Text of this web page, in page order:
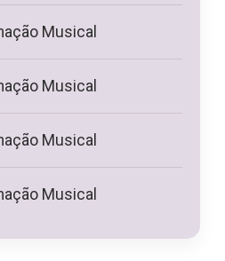
Musical
Musical
Musical
Musical